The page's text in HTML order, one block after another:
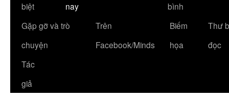
biệt
nay
bình
Gặp gỡ và trò
chuyện
Trên
Facebook/Minds
Biếm
họa
Thư
đọc
Tác
giả